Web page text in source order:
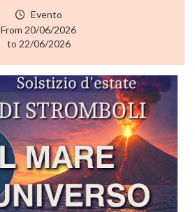
Evento
From 20/06/2026
to 22/06/2026